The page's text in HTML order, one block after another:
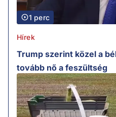
1 perc
Hírek
Trump szerint közel a
tovább nő a feszültség